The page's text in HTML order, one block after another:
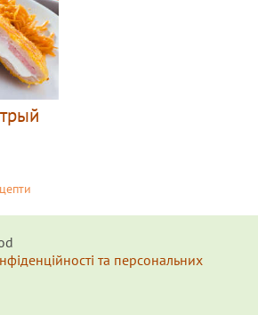
та персональних